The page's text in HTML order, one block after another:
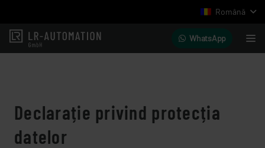
Română
WhatsApp
Declarație privind protecția
datelor